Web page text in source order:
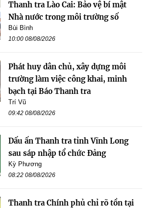
Thanh tra Lào Cai: Bảo vệ bí mật
Nhà nước trong môi trường số
Bùi Bình
10:00 08/08/2026
Phát huy dân chủ, xây dựng môi
trường làm việc công khai, minh
bạch tại Báo Thanh tra
Trí Vũ
09:42 08/08/2026
Dấu ấn Thanh tra tỉnh Vĩnh Long
sau sáp nhập tổ chức Đảng
Kỳ Phương
08:22 08/08/2026
Thanh tra Chính phủ chỉ rõ tồn tại